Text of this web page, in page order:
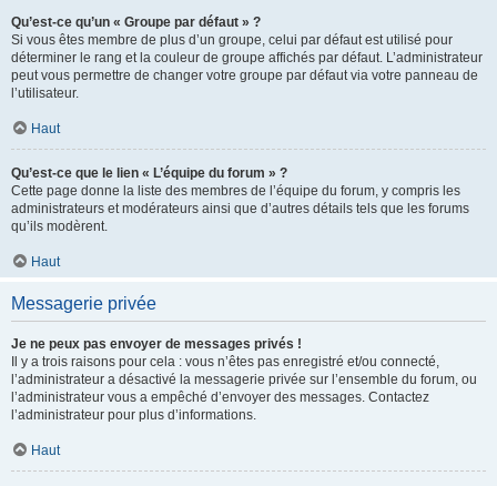
Qu’est-ce qu’un « Groupe par défaut » ?
Si vous êtes membre de plus d’un groupe, celui par défaut est utilisé pour
déterminer le rang et la couleur de groupe affichés par défaut. L’administrateur
peut vous permettre de changer votre groupe par défaut via votre panneau de
l’utilisateur.
Haut
Qu’est-ce que le lien « L’équipe du forum » ?
Cette page donne la liste des membres de l’équipe du forum, y compris les
administrateurs et modérateurs ainsi que d’autres détails tels que les forums
qu’ils modèrent.
Haut
Messagerie privée
Je ne peux pas envoyer de messages privés !
Il y a trois raisons pour cela : vous n’êtes pas enregistré et/ou connecté,
l’administrateur a désactivé la messagerie privée sur l’ensemble du forum, ou
l’administrateur vous a empêché d’envoyer des messages. Contactez
l’administrateur pour plus d’informations.
Haut